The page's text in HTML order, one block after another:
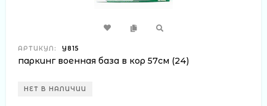
АРТИКУЛ: Y815
паркинг военная база в кор 57см (24)
НЕТ В НАЛИЧИИ